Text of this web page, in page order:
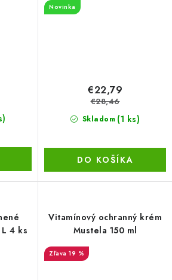
Novinka
Skladom (1 ks)
€22,79
€28,46
DO KOŠÍKA
4 ks
Vitamínový ochranný krém
Mustela 150 ml
19 %